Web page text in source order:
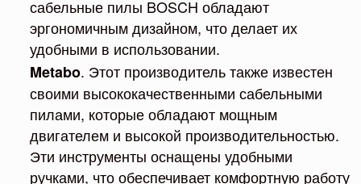
сабельные пилы BOSCH обладают
эргономичным дизайном, что делает их
удобными в использовании.
Metabo. Этот производитель также известен
своими высококачественными сабельными
пилами, которые обладают мощным
двигателем и высокой производительностью.
Эти инструменты оснащены удобными
ручками, что обеспечивает комфортную работу